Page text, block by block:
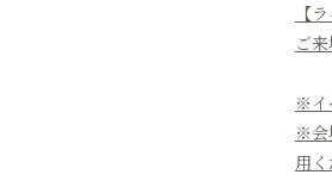
【
ご
※イ
※会
用く